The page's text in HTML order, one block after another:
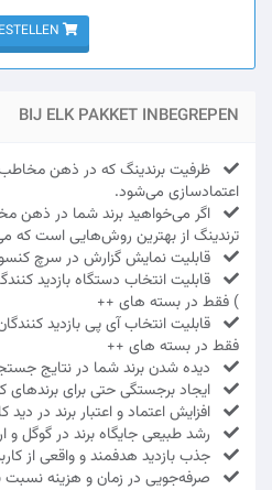
NU BESTELLEN
BIJ ELK PAKKET INBEGREPEN
ظرفیت برندینگ که در ذهن
اعتمادسازی می‌شود.
اگر می‌خواهید برند شما در ذهن
ترندینگ از بهترین روش‌هایی است که
قابلیت نمایش گزارش در سرچ
قابلیت انتخاب دستگاه بازدید
) فقط در بسته های ++
قابلیت انتخاب آی پی بازدید
فقط در بسته های ++
دیده شدن برند شما در نتایج
ایجاد برجستگی حتی برای
افزایش اعتماد و اعتبار برند در دید
رشد طبیعی جایگاه برند در گوگل و
جذب بازدید هدفمند و واقعی از
صرفه‌جویی در زمان و هزینه نسبت